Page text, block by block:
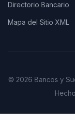
Directorio Bancario
Mapa del Sitio XML
© 2026 Bancos y